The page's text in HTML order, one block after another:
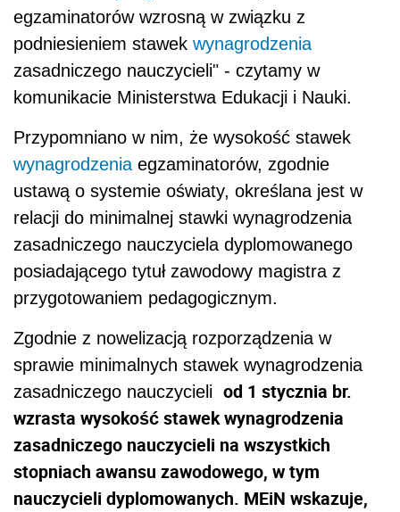
egzaminatorów wzrosną w związku z
podniesieniem stawek wynagrodzenia
zasadniczego nauczycieli" - czytamy w
komunikacie Ministerstwa Edukacji i Nauki.
Przypomniano w nim, że wysokość stawek
wynagrodzenia egzaminatorów, zgodnie
ustawą o systemie oświaty, określana jest w
relacji do minimalnej stawki wynagrodzenia
zasadniczego nauczyciela dyplomowanego
posiadającego tytuł zawodowy magistra z
przygotowaniem pedagogicznym.
Zgodnie z nowelizacją rozporządzenia w
sprawie minimalnych stawek wynagrodzenia
zasadniczego nauczycieli od 1 stycznia br.
wzrasta wysokość stawek wynagrodzenia
zasadniczego nauczycieli na wszystkich
stopniach awansu zawodowego, w tym
nauczycieli dyplomowanych. MEiN wskazuje,